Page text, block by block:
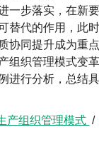
一步落实，在新
替代的作用，此
协同提升成为重
组织管理模式变
进行分析，总结
产组织管理模式